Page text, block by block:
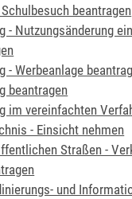
beantragen
- Nutzungsänderung
- Werbeanlage
beantragen
im vereinfachten
- Einsicht nehmen
Straßen -
und